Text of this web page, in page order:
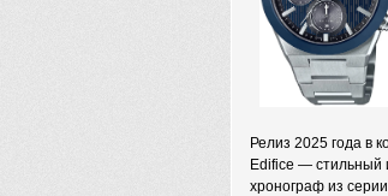
Релиз 2025 года в
Edifice — стильный
хронограф из